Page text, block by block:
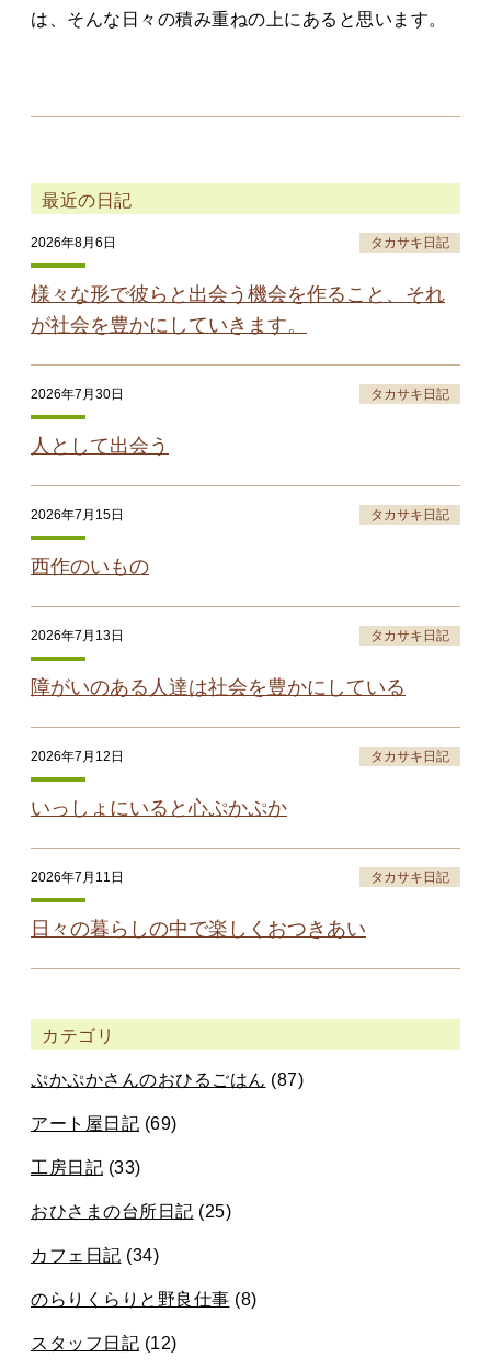
は、そんな日々の積み重ねの上にあると思います。
最近の日記
2026年8月6日 タカサキ日記
様々な形で彼らと出会う機会を作ること、それ
が社会を豊かにしていきます。
2026年7月30日 タカサキ日記
人として出会う
2026年7月15日 タカサキ日記
西作のいもの
2026年7月13日 タカサキ日記
障がいのある人達は社会を豊かにしている
2026年7月12日 タカサキ日記
いっしょにいると心ぷかぷか
2026年7月11日 タカサキ日記
日々の暮らしの中で楽しくおつきあい
カテゴリ
ぷかぷかさんのおひるごはん (87)
アート屋日記 (69)
工房日記 (33)
おひさまの台所日記 (25)
カフェ日記 (34)
のらりくらりと野良仕事 (8)
スタッフ日記 (12)